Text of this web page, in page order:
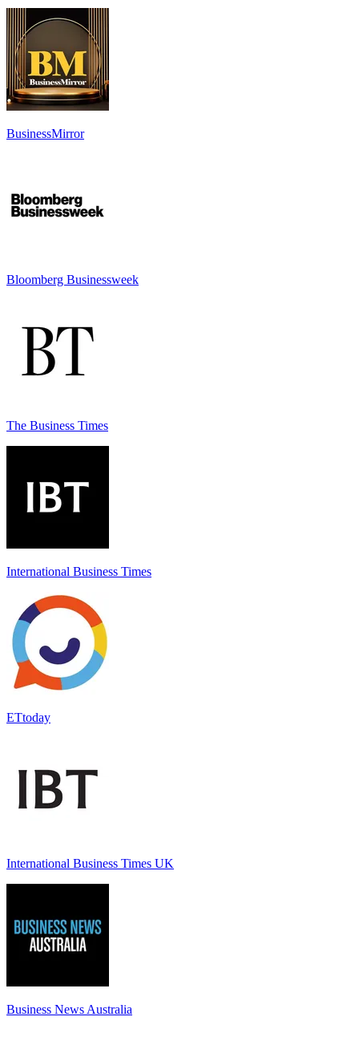
BusinessMirror
Bloomberg Businessweek
The Business Times
International Business Times
ETtoday
International Business Times UK
Business News Australia